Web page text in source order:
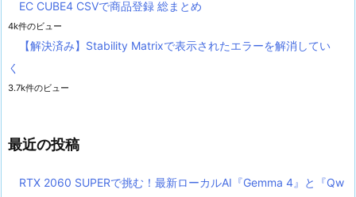
EC CUBE4 CSVで商品登録 総まとめ
4k件のビュー
【解決済み】Stability Matrixで表示されたエラーを解消してい
く
3.7k件のビュー
最近の投稿
RTX 2060 SUPERで挑む！最新ローカルAI『Gemma 4』と『Qw